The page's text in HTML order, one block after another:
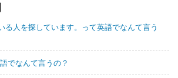
る人を探しています。って英語でなんて言う
でなんて言うの？